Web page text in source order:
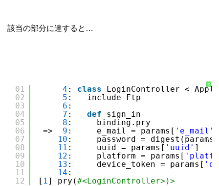
該当の部分に達すると…
S
y
h
l
h
t
e
01
02
03
04
05
06
07
08
09
10
11
12
4 : class
LoginController <
5 :   include Ftp
6 :
7 : def
sign_in
8 :     binding.pry
=> 9 :     e_mail = params[ 'e_mail'
10 :     password = digest(params[
11 :     uuid = params[ 'uuid' ]
12 :     platform = params[
13 :     device_token = params[
14 :
[ 1 ] pry(#<LoginController>)>